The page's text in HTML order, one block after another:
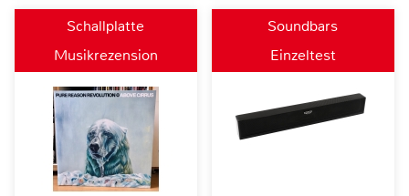
Schallplatte
Musikrezension
Soundbars
Einzeltest